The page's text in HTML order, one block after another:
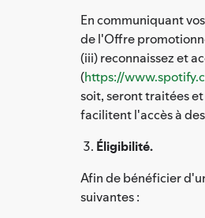
En communiquant
de l'Offre
(iii) reconnaissez et
(https://
soit, seront traitées
facilitent l'accès à
Éligibilité.
Afin de bénéficier
suivantes :